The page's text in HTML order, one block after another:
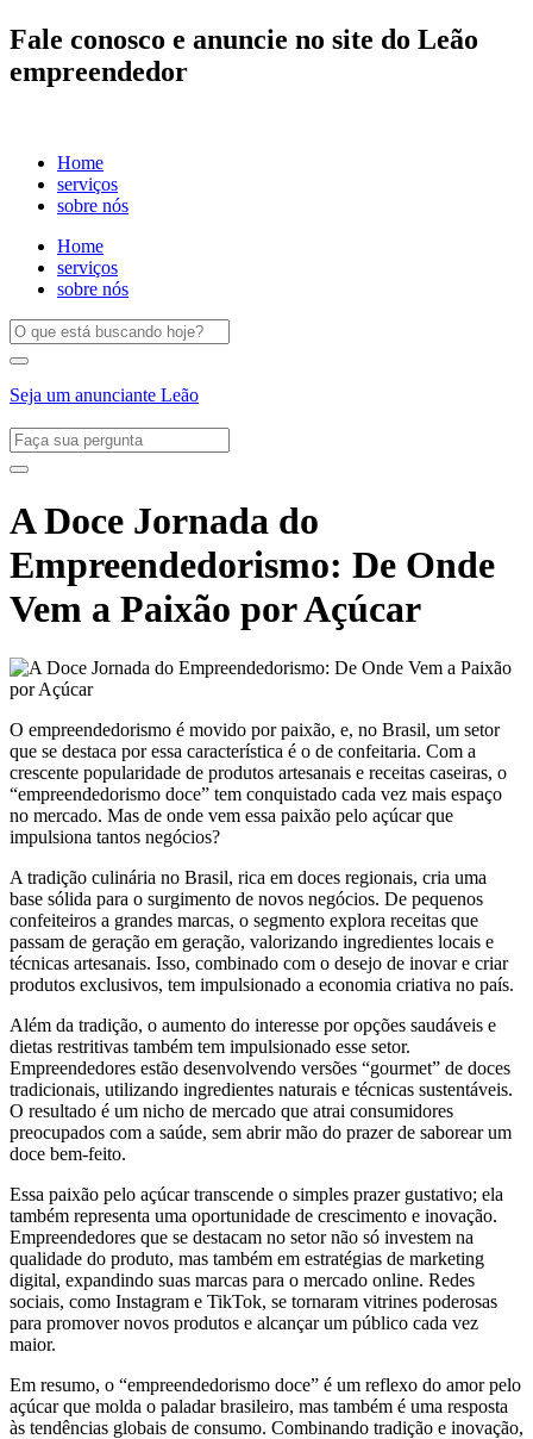
Fale conosco e anuncie no site do Leão
empreendedor
Home
serviços
sobre nós
Home
serviços
sobre nós
Seja um anunciante Leão
A Doce Jornada do
Empreendedorismo: De Onde
Vem a Paixão por Açúcar
O empreendedorismo é movido por paixão, e, no Brasil, um setor
que se destaca por essa característica é o de confeitaria. Com a
crescente popularidade de produtos artesanais e receitas caseiras, o
“empreendedorismo doce” tem conquistado cada vez mais espaço
no mercado. Mas de onde vem essa paixão pelo açúcar que
impulsiona tantos negócios?
A tradição culinária no Brasil, rica em doces regionais, cria uma
base sólida para o surgimento de novos negócios. De pequenos
confeiteiros a grandes marcas, o segmento explora receitas que
passam de geração em geração, valorizando ingredientes locais e
técnicas artesanais. Isso, combinado com o desejo de inovar e criar
produtos exclusivos, tem impulsionado a economia criativa no país.
Além da tradição, o aumento do interesse por opções saudáveis e
dietas restritivas também tem impulsionado esse setor.
Empreendedores estão desenvolvendo versões “gourmet” de doces
tradicionais, utilizando ingredientes naturais e técnicas sustentáveis.
O resultado é um nicho de mercado que atrai consumidores
preocupados com a saúde, sem abrir mão do prazer de saborear um
doce bem-feito.
Essa paixão pelo açúcar transcende o simples prazer gustativo; ela
também representa uma oportunidade de crescimento e inovação.
Empreendedores que se destacam no setor não só investem na
qualidade do produto, mas também em estratégias de marketing
digital, expandindo suas marcas para o mercado online. Redes
sociais, como Instagram e TikTok, se tornaram vitrines poderosas
para promover novos produtos e alcançar um público cada vez
maior.
Em resumo, o “empreendedorismo doce” é um reflexo do amor pelo
açúcar que molda o paladar brasileiro, mas também é uma resposta
às tendências globais de consumo. Combinando tradição e inovação,